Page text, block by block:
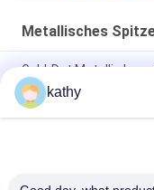
Metallisches
Gold-Dot Metallic
Brautkleider
Gewebe Tulles Mesh
Häkelarbeit schnürte
kathy